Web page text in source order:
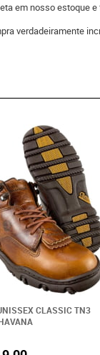
em nosso estoque
verdadeiramente
CLASSIC TN3